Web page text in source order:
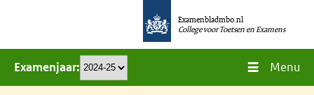
naar
inhoud
Examenbladmbo.nl
College voor Toetsen en Examens
Examenjaar Menu